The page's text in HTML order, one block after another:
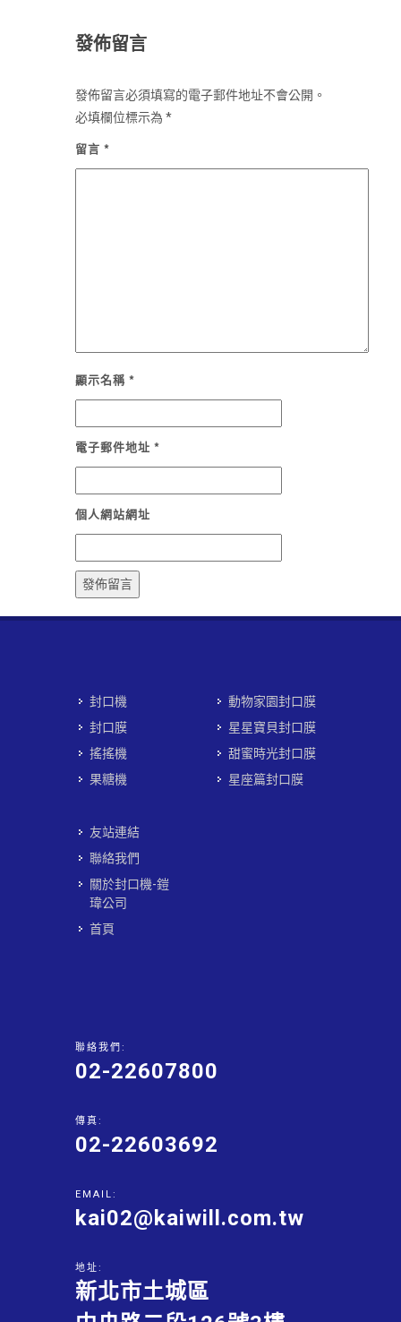
發佈留言
發佈留言必須填寫的電子郵件地址不會公開。
必填欄位標示為 *
留言 *
顯示名稱 *
電子郵件地址 *
個人網站網址
封口機
封口膜
搖搖機
果糖機
動物家園封口膜
星星寶貝封口膜
甜蜜時光封口膜
星座篇封口膜
友站連結
聯絡我們
關於封口機-鎧
瑋公司
首頁
聯絡我們:
02-22607800
傳真:
02-22603692
EMAIL:
kai02@kaiwill.com.tw
地址:
新北市土城區